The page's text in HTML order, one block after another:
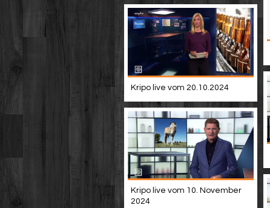
Kripo live vom 20.10.2024
Kripo live vom 10. November
2024